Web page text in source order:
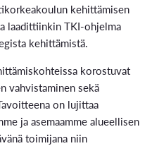
kehittämisen
laadittiinkin TKI-ohjelma
kehittämistä.
korostuvat
vahvistaminen sekä
on lujittaa
ja asemaamme alueellisen
toimijana niin